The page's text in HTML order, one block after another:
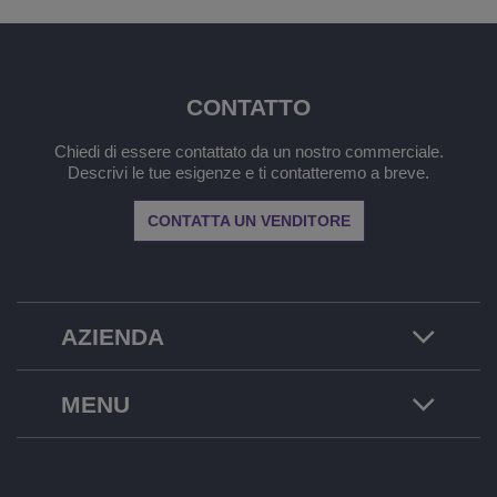
AZIENDA
CONTATTO
Chiedi di essere contattato da un nostro commerciale.
Descrivi le tue esigenze e ti contatteremo a breve.
CONTATTA UN VENDITORE
MENU